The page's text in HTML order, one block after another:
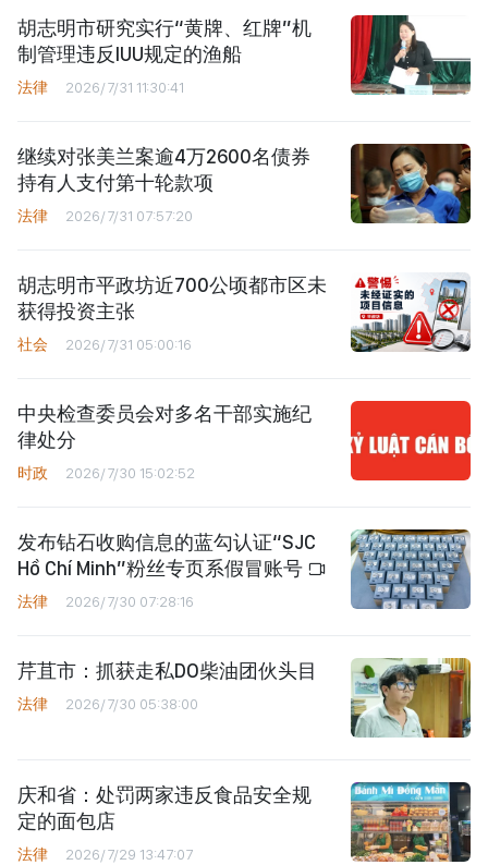
胡志明市研究实行“黄牌、红牌”机
制管理违反IUU规定的渔船
法律 2026/7/31 11:30:41
继续对张美兰案逾4万2600名债券
持有人支付第十轮款项
法律 2026/7/31 07:57:20
胡志明市平政坊近700公顷都市区未
获得投资主张
社会 2026/7/31 05:00:16
中央检查委员会对多名干部实施纪
律处分
时政 2026/7/30 15:02:52
发布钻石收购信息的蓝勾认证“SJC
Hồ Chí Minh”粉丝专页系假冒账号
法律 2026/7/30 07:28:16
芹苴市：抓获走私DO柴油团伙头目
法律 2026/7/30 05:38:00
庆和省：处罚两家违反食品安全规
定的面包店
法律 2026/7/29 13:47:07